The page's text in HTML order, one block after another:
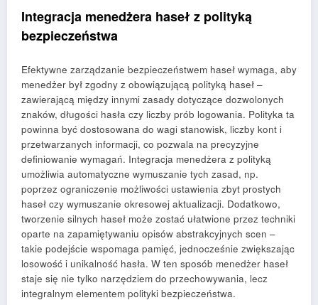
Integracja menedżera haseł z polityką
bezpieczeństwa
Efektywne zarządzanie bezpieczeństwem haseł wymaga, aby
menedżer był zgodny z obowiązującą polityką haseł –
zawierającą między innymi zasady dotyczące dozwolonych
znaków, długości hasła czy liczby prób logowania. Polityka ta
powinna być dostosowana do wagi stanowisk, liczby kont i
przetwarzanych informacji, co pozwala na precyzyjne
definiowanie wymagań. Integracja menedżera z polityką
umożliwia automatyczne wymuszanie tych zasad, np.
poprzez ograniczenie możliwości ustawienia zbyt prostych
haseł czy wymuszanie okresowej aktualizacji. Dodatkowo,
tworzenie silnych haseł może zostać ułatwione przez techniki
oparte na zapamiętywaniu opisów abstrakcyjnych scen –
takie podejście wspomaga pamięć, jednocześnie zwiększając
losowość i unikalność hasła. W ten sposób menedżer haseł
staje się nie tylko narzędziem do przechowywania, lecz
integralnym elementem polityki bezpieczeństwa.